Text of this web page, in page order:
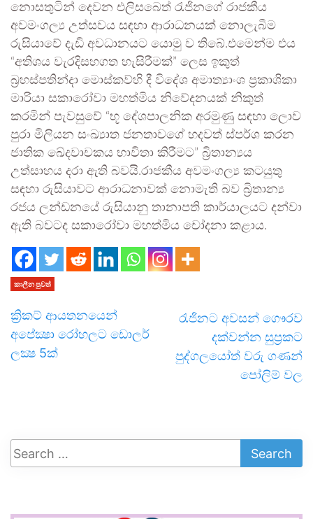
නොසතුටින් දෙවන එලිසබෙත් රැජිනගේ රාජකීය
අවමංගල්‍ය උත්සවය සඳහා ආරාධනයක් නොලැබීම
රුසියාවේ දැඩි අවධානයට යොමු ව තිබේ.එමෙන්ම එය
“අතිශය වැරදිසහගත හැසිරීමක්” ලෙස ඉකුත්
බ්‍රහස්පතින්දා මොස්කව්හි දී විදේශ අමාත්‍යාංශ ප්‍රකාශිකා
මාරියා සකාරෝවා මහත්මිය නිවේදනයක් නිකුත්
කරමින් පැවසුවේ “භූ දේශපාලනික අරමුණු සඳහා ලොව
පුරා මිලියන සංඛ්‍යාත ජනතාවගේ හදවත් ස්පර්ශ කරන
ජාතික ඛේදවාචකය භාවිතා කිරීමට” බ්‍රිතාන්‍යය
උත්සාහය දරා ඇති බවයි.රාජකීය අවමංගල්‍ය කටයුතු
සඳහා රුසියාවට ආරාධනාවක් නොමැති බව බ්‍රිතාන්‍ය
රජය ලන්ඩනයේ රුසියානු තානාපති කාර්යාලයට දන්වා
ඇති බවටද සකාරෝවා මහත්මිය චෝදනා කළාය.
කාලීන පුවත්
ක්‍රිකට් ආයතනයෙන්
අපේක්‍ෂා රෝහලට ඩොලර්
ලක්‍ෂ 5ක්
රැජිනට අවසන් ගෞරව
දක්වන්න සුප්‍රකට
පුද්ගලයෝත් වරු ගණන්
පෝලිම් වල